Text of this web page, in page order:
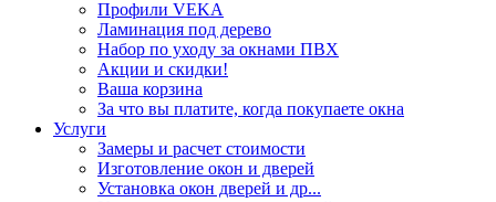
Профили VEKA
Ламинация под дерево
Набор по уходу за окнами ПВХ
Акции и скидки!
Ваша корзина
За что вы платите, когда покупаете окна
Услуги
Замеры и расчет стоимости
Изготовление окон и дверей
Установка окон дверей и др...